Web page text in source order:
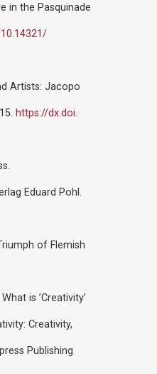
in the Pasquinade
Artists: Jacopo
https://dx.doi.
Eduard Pohl.
of Flemish
is ’Creativity’
Creativity,
Publishing